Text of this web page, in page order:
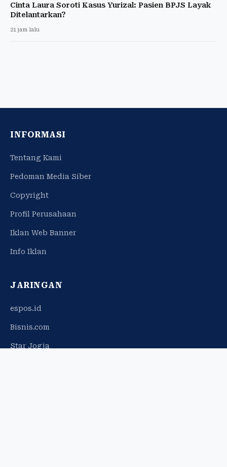
Cinta Laura Soroti Kasus Yurizal: Pasien BPJS Layak
Ditelantarkan?
21 jam lalu
INFORMASI
Tentang Kami
Pedoman Media Siber
Copyright
Profil Perusahaan
Iklan Web Banner
Info Iklan
JARINGAN
espos.id
Bisnis.com
Star Jogja